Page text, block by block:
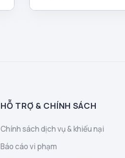
HỖ TRỢ & CHÍNH SÁCH
Chính sách dịch vụ & khiếu nại
Báo cáo vi phạm